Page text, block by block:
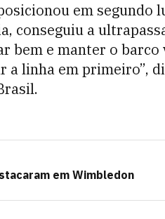
em segundo
conseguiu a
bem e manter o barco
a linha em primeiro”,
em Wimbledon